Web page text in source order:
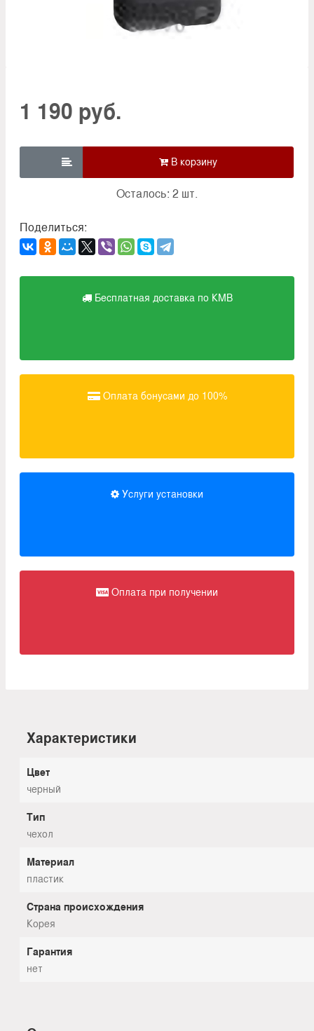
1 190 руб.

Осталось: 2 шт.
Поделиться:
Бесплатная доставка по КМВ
Оплата бонусами до 100%
Услуги установки
Оплата при получении
Характеристики
Цвет
черный
Тип
чехол
Материал
пластик
Страна происхождения
Корея
Гарантия
нет